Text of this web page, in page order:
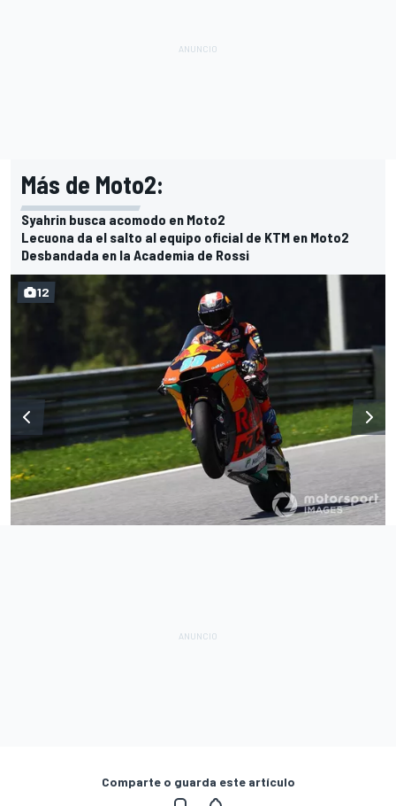
Más de Moto2:
Syahrin busca acomodo en Moto2
Lecuona da el salto al equipo oficial de KTM en Moto2
Desbandada en la Academia de Rossi
12
Comparte o guarda este artículo